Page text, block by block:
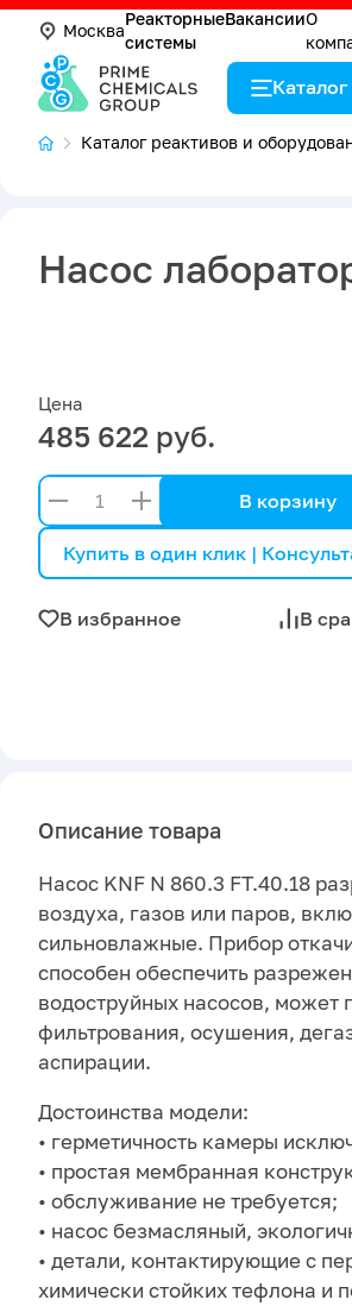
Москва
Реакторные
системы
ВакансииО
Каталог
Каталог реактивов и
Насос
Цена
485 622 руб.
В корзину
Купить в один клик |
В избранное В
Описание товара
Насос KNF N 860.3 FT.40.18
воздуха, газов или паров,
сильновлажные. Прибор
способен обеспечить
водоструйных насосов, может
фильтрования, осушения,
аспирации.
Достоинства модели:
• герметичность камеры
• простая мембранная
• обслуживание не требуется;
• насос безмасляный,
• детали, контактирующие с
химически стойких тефлона и